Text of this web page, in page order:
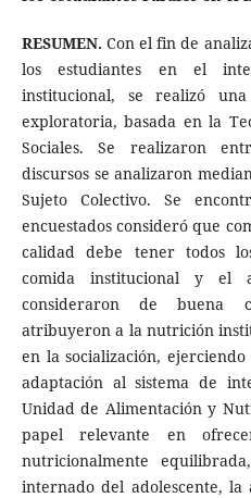
RESUMEN. Con el fin de
los estudiantes en el
institucional, se realizó
exploratoria, basada en la
Sociales. Se realizaron
discursos se analizaron
Sujeto Colectivo. Se
encuestados consideró que
calidad debe tener todos
comida institucional y el
consideraron de buena
atribuyeron a la nutrición
en la socialización,
adaptación al sistema de
Unidad de Alimentación y
papel relevante en
nutricionalmente
internado del adolescente, la